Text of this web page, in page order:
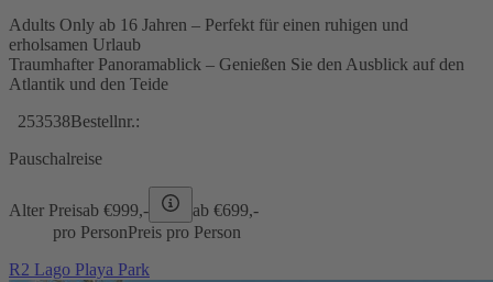
Adults Only ab 16 Jahren – Perfekt für einen ruhigen und
erholsamen Urlaub
Traumhafter Panoramablick – Genießen Sie den Ausblick auf den
Atlantik und den Teide
253538Bestellnr.:
Pauschalreise
Alter Preisab €999,- ab €699,-
pro PersonPreis pro Person
R2 Lago Playa Park